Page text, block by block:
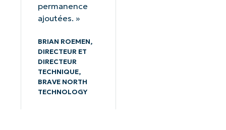
permanence
ajoutées. »
BRIAN ROEMEN,
DIRECTEUR ET
DIRECTEUR
TECHNIQUE,
BRAVE NORTH
TECHNOLOGY